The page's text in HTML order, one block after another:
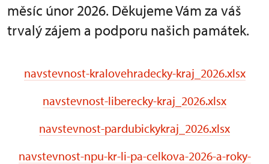
měsíc únor 2026. Děkujeme Vám za váš
trvalý zájem a podporu našich památek.
navstevnost-kralovehradecky-kraj_2026.xlsx
navstevnost-liberecky-kraj_2026.xlsx
navstevnost-pardubickykraj_2026.xlsx
navstevnost-npu-kr-li-pa-celkova-2026-a-roky-